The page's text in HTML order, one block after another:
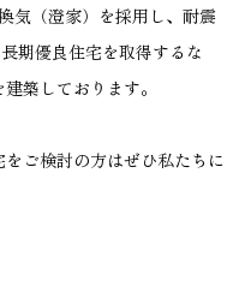
気（澄家）を採用し、耐震
期優良住宅を取得するな
築しております。
ご検討の方はぜひ私たちに